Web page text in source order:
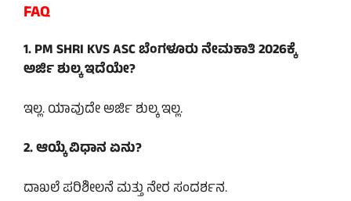
FAQ
1. PM SHRI KVS ASC ಬೆಂಗಳೂರು ನೇಮಕಾತಿ 2026ಕ್ಕೆ
ಅರ್ಜಿ ಶುಲ್ಕ ಇದೆಯೇ?
ಇಲ್ಲ. ಯಾವುದೇ ಅರ್ಜಿ ಶುಲ್ಕ ಇಲ್ಲ.
2. ಆಯ್ಕೆ ವಿಧಾನ ಏನು?
ದಾಖಲೆ ಪರಿಶೀಲನೆ ಮತ್ತು ನೇರ ಸಂದರ್ಶನ.